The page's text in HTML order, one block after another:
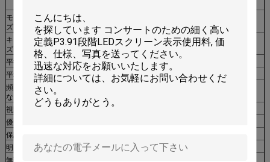
モジュールのサイ
ズ
256mm * 128mm
キャビネット サイ
ズ
1024mm*1024mm
平衡
5500cd/mの²
平均出力の消費
≤400With mの²
頻度を新たになり
なさい
視野角
H:120°;V:120°
優秀な見える距離
保護クラス
明るさの調節
マニュアル/自動
無彩色スケー